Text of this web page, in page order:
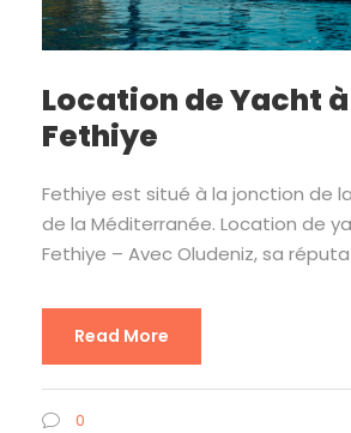
Location de Yacht
Fethiye
Fethiye est situé à la jonction de
de la Méditerranée. Location de
Fethiye – Avec Oludeniz, sa
Read More
0